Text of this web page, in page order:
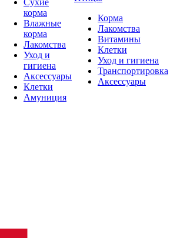
Сухие
корма
Влажные
корма
Лакомства
Уход и
гигиена
Аксессуары
Клетки
Амуниция
Корма
Лакомства
Витамины
Клетки
Уход и гигиена
Транспортировка
Аксессуары